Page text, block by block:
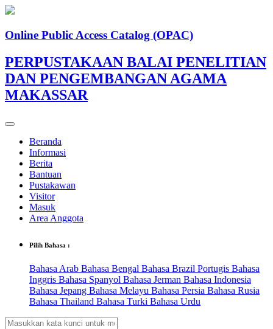
Online Public Access Catalog (OPAC)
PERPUSTAKAAN BALAI PENELITIAN
DAN PENGEMBANGAN AGAMA
MAKASSAR
Beranda
Informasi
Berita
Bantuan
Pustakawan
Visitor
Masuk
Area Anggota
Pilih Bahasa :
Bahasa Arab Bahasa Bengal Bahasa Brazil Portugis Bahasa
Inggris Bahasa Spanyol Bahasa Jerman Bahasa Indonesia
Bahasa Jepang Bahasa Melayu Bahasa Persia Bahasa Rusia
Bahasa Thailand Bahasa Turki Bahasa Urdu